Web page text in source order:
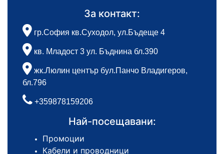
За контакт:
гр.София кв.Суходол, ул.Бъдеще 4
кв. Младост 3 ул. Бъднина бл.390
жк.Люлин център бул.Панчо Владигеров,
бл.796
+359878159206
Най-посещавани:
Промоции
Кабели и проводници